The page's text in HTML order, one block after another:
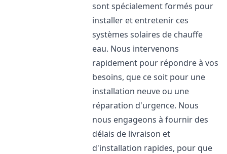
sont spécialement formés pour
installer et entretenir ces
systèmes solaires de chauffe
eau. Nous intervenons
rapidement pour répondre à vos
besoins, que ce soit pour une
installation neuve ou une
réparation d'urgence. Nous
nous engageons à fournir des
délais de livraison et
d'installation rapides, pour que